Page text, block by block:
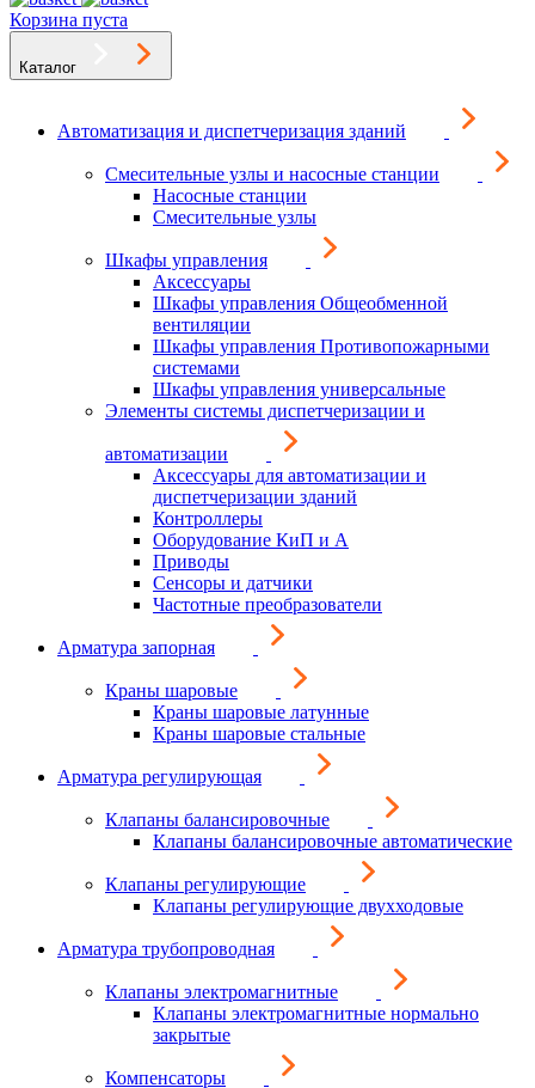
Корзина пуста
Каталог
Автоматизация и диспетчеризация зданий
Смесительные узлы и насосные станции
Насосные станции
Смесительные узлы
Шкафы управления
Аксессуары
Шкафы управления Общеобменной
вентиляции
Шкафы управления Противопожарными
системами
Шкафы управления универсальные
Элементы системы диспетчеризации и
автоматизации
Аксессуары для автоматизации и
диспетчеризации зданий
Контроллеры
Оборудование КиП и А
Приводы
Сенсоры и датчики
Частотные преобразователи
Арматура запорная
Краны шаровые
Краны шаровые латунные
Краны шаровые стальные
Арматура регулирующая
Клапаны балансировочные
Клапаны балансировочные автоматические
Клапаны регулирующие
Клапаны регулирующие двухходовые
Арматура трубопроводная
Клапаны электромагнитные
Клапаны электромагнитные нормально
закрытые
Компенсаторы